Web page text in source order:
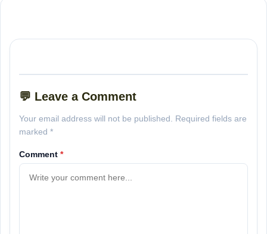
💬 Leave a Comment
Your email address will not be published. Required fields are
marked *
Comment *